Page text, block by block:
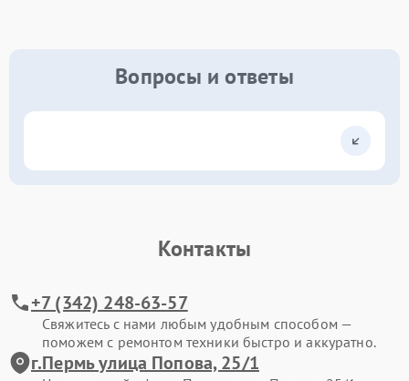
Вопросы и ответы
Контакты
+7 (342) 248-63-57
Свяжитесь с нами любым удобным способом —
поможем с ремонтом техники быстро и аккуратно.
г.Пермь улица Попова, 25/1